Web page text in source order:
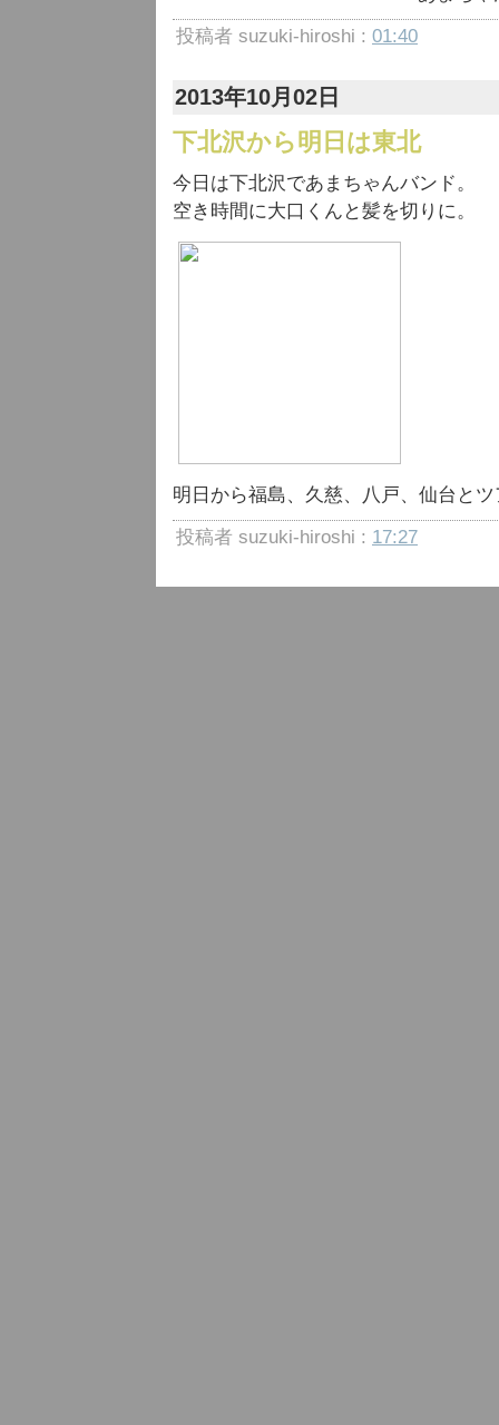
投稿者 suzuki-hiroshi : 01:40
2013年10月02日
下北沢から明日は東北
今日は下北沢であまちゃんバンド。
空き時間に大口くんと髪を切りに。
明日から福島、久慈、八戸、仙台と
投稿者 suzuki-hiroshi : 17:27